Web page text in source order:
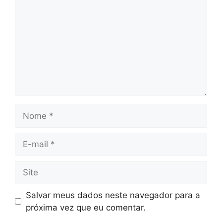
Salvar meus dados neste navegador para a
próxima vez que eu comentar.